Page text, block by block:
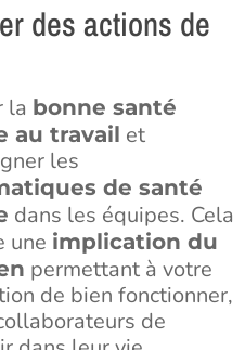
des actions de
la bonne santé
au travail et
les
de santé
dans les équipes. Cela
une implication du
permettant à votre
de bien fonctionner,
de